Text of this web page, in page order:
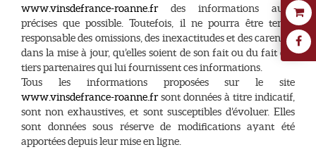
www.vinsdefrance-roanne.frdes informations aussi
précises que possible. Toutefois, il ne pourra être tenue
responsable des omissions, des inexactitudes et des carences
dans la mise à jour, qu’elles soient de son fait ou du fait des
tiers partenaires qui lui fournissent ces informations.
Tous les informations proposées sur le site
www.vinsdefrance-roanne.frsont données à titre indicatif,
sont non exhaustives, et sont susceptibles d’évoluer. Elles
sont données sous réserve de modifications ayant été
apportées depuis leur mise en ligne.